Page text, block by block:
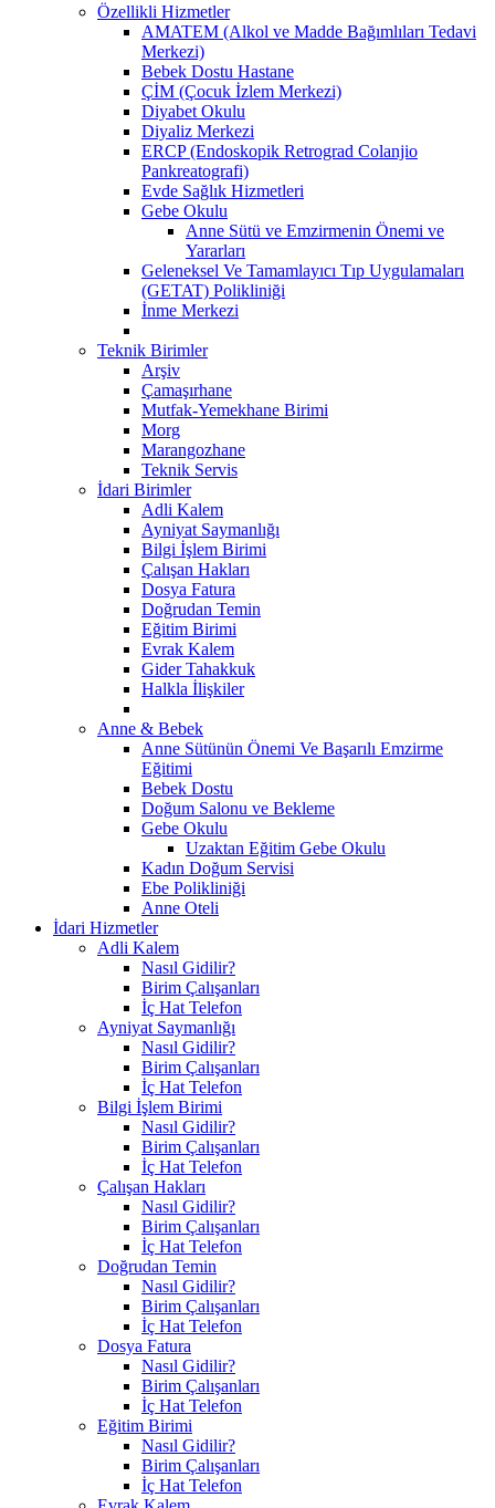
Özellikli Hizmetler
AMATEM (Alkol ve Madde Bağımlıları Tedavi
Merkezi)
Bebek Dostu Hastane
ÇİM (Çocuk İzlem Merkezi)
Diyabet Okulu
Diyaliz Merkezi
ERCP (Endoskopik Retrograd Colanjio
Pankreatografi)
Evde Sağlık Hizmetleri
Gebe Okulu
Anne Sütü ve Emzirmenin Önemi ve
Yararları
Geleneksel Ve Tamamlayıcı Tıp Uygulamaları
(GETAT) Polikliniği
İnme Merkezi
Teknik Birimler
Arşiv
Çamaşırhane
Mutfak-Yemekhane Birimi
Morg
Marangozhane
Teknik Servis
İdari Birimler
Adli Kalem
Ayniyat Saymanlığı
Bilgi İşlem Birimi
Çalışan Hakları
Dosya Fatura
Doğrudan Temin
Eğitim Birimi
Evrak Kalem
Gider Tahakkuk
Halkla İlişkiler
Anne & Bebek
Anne Sütünün Önemi Ve Başarılı Emzirme
Eğitimi
Bebek Dostu
Doğum Salonu ve Bekleme
Gebe Okulu
Uzaktan Eğitim Gebe Okulu
Kadın Doğum Servisi
Ebe Polikliniği
Anne Oteli
İdari Hizmetler
Adli Kalem
Nasıl Gidilir?
Birim Çalışanları
İç Hat Telefon
Ayniyat Saymanlığı
Nasıl Gidilir?
Birim Çalışanları
İç Hat Telefon
Bilgi İşlem Birimi
Nasıl Gidilir?
Birim Çalışanları
İç Hat Telefon
Çalışan Hakları
Nasıl Gidilir?
Birim Çalışanları
İç Hat Telefon
Doğrudan Temin
Nasıl Gidilir?
Birim Çalışanları
İç Hat Telefon
Dosya Fatura
Nasıl Gidilir?
Birim Çalışanları
İç Hat Telefon
Eğitim Birimi
Nasıl Gidilir?
Birim Çalışanları
İç Hat Telefon